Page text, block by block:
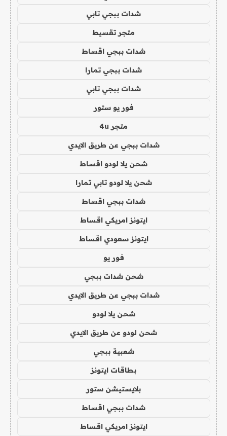
شدات ببجي تابي
متجر تقسيط
شدات ببجي اقساط
شدات ببجي تمارا
شدات ببجي تابي
فور يو ستور
متجر 4u
شدات ببجي عن طريق الايدي
شحن يلا لودو اقساط
شحن يلا لودو تابي تمارا
شدات ببجي اقساط
ايتونز امريكي اقساط
ايتونز سعودي اقساط
فور يو
شحن شدات ببجي
شدات ببجي عن طريق الايدي
شحن يلا لودو
شحن لودو عن طريق الايدي
شعبية ببجي
بطاقات ايتونز
بلايستيشن ستور
شدات ببجي اقساط
ايتونز امريكي اقساط